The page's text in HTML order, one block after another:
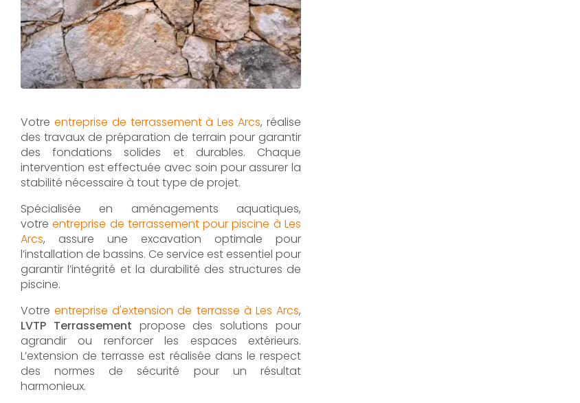
Votre entreprise de terrassement à Les Arcs, réalise
des travaux de préparation de terrain pour garantir
des fondations solides et durables. Chaque
intervention est effectuée avec soin pour assurer la
stabilité nécessaire à tout type de projet.
Spécialisée en aménagements aquatiques,
votreentreprise de terrassement pour piscine à Les
Arcs, assure une excavation optimale pour
l’installation de bassins. Ce service est essentiel pour
garantir l’intégrité et la durabilité des structures de
piscine.
Votreentreprise d'extension de terrasse à Les Arcs,
LVTP Terrassement propose des solutions pour
agrandir ou renforcer les espaces extérieurs.
L’extension de terrasse est réalisée dans le respect
des normes de sécurité pour un résultat
harmonieux.